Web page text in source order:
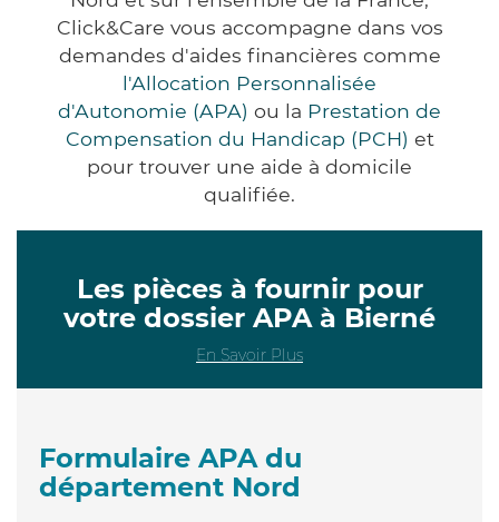
Click&Care vous accompagne dans vos
demandes d'aides financières comme
l'Allocation Personnalisée
d'Autonomie (APA) ou la Prestation de
Compensation du Handicap (PCH) et
pour trouver une aide à domicile
qualifiée.
Les pièces à fournir pour
votre dossier APA à Bierné
En Savoir Plus
Formulaire APA du
département Nord